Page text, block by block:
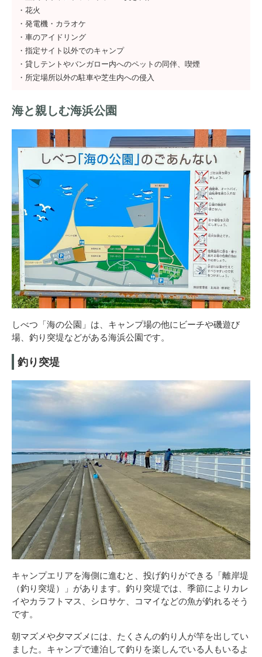
・花火
・発電機・カラオケ
・車のアイドリング
・指定サイト以外でのキャンプ
・貸しテントやバンガロー内へのペットの同伴、喫煙
・所定場所以外の駐車や芝生内への侵入
海と親しむ海浜公園
しべつ「海の公園」は、キャンプ場の他にビーチや磯遊び
場、釣り突堤などがある海浜公園です。
釣り突堤
キャンプエリアを海側に進むと、投げ釣りができる「離岸堤
（釣り突堤）」があります。釣り突堤では、季節によりカレ
イやカラフトマス、シロサケ、コマイなどの魚が釣れるそう
です。
朝マズメや夕マズメには、たくさんの釣り人が竿を出してい
ました。キャンプで連泊して釣りを楽しんでいる人もいるよ